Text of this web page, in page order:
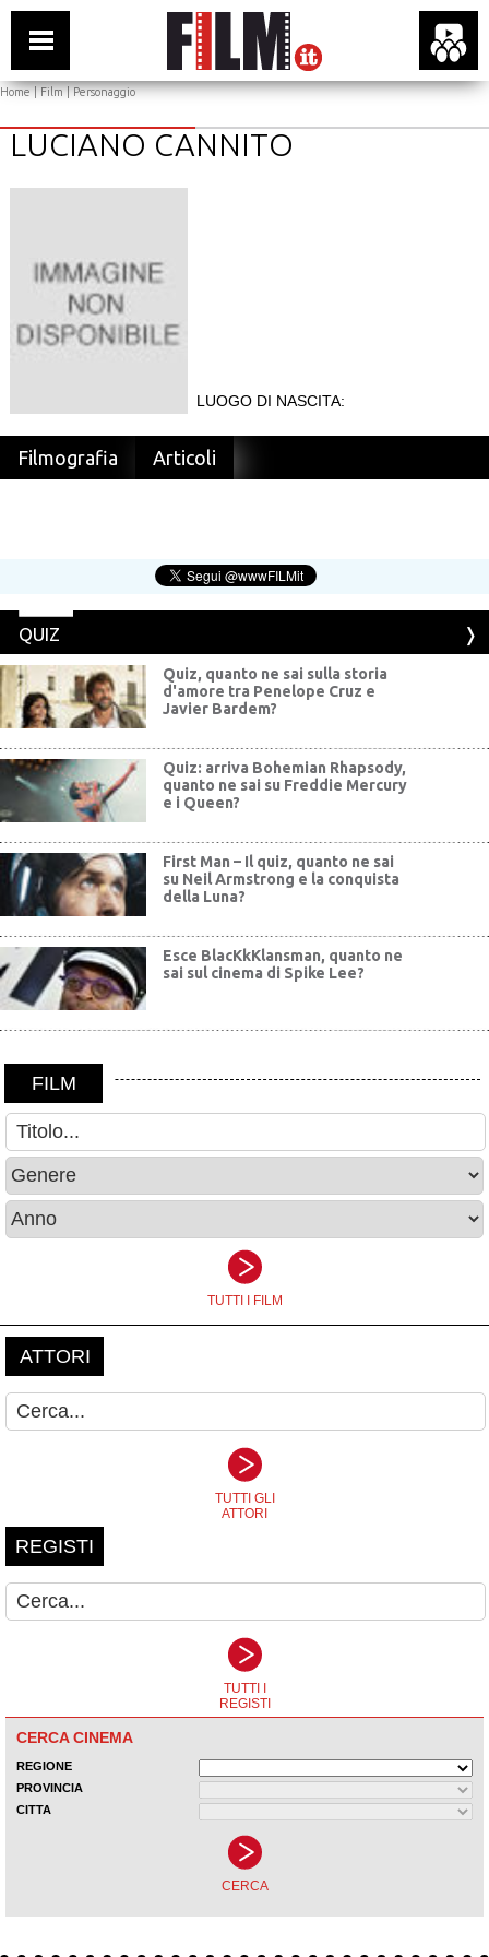
Home|Film| Personaggio
LUCIANO CANNITO
LUOGO DI NASCITA:
Filmografia Articoli
QUIZ
Quiz, quanto ne sai sulla storia
d'amore tra Penelope Cruz e
Javier Bardem?
Quiz: arriva Bohemian Rhapsody,
quanto ne sai su Freddie Mercury
e i Queen?
First Man – Il quiz, quanto ne sai
su Neil Armstrong e la conquista
della Luna?
Esce BlacKkKlansman, quanto ne
sai sul cinema di Spike Lee?